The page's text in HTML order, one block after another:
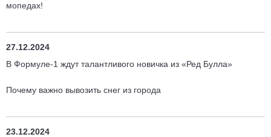
мопедах!
27.12.2024
В Формуле-1 ждут талантливого новичка из «Ред Булла»
Почему важно вывозить снег из города
23.12.2024